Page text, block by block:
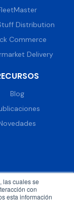
las cuales se
con
esta información
Distribution
Commerce
Delivery
Blog